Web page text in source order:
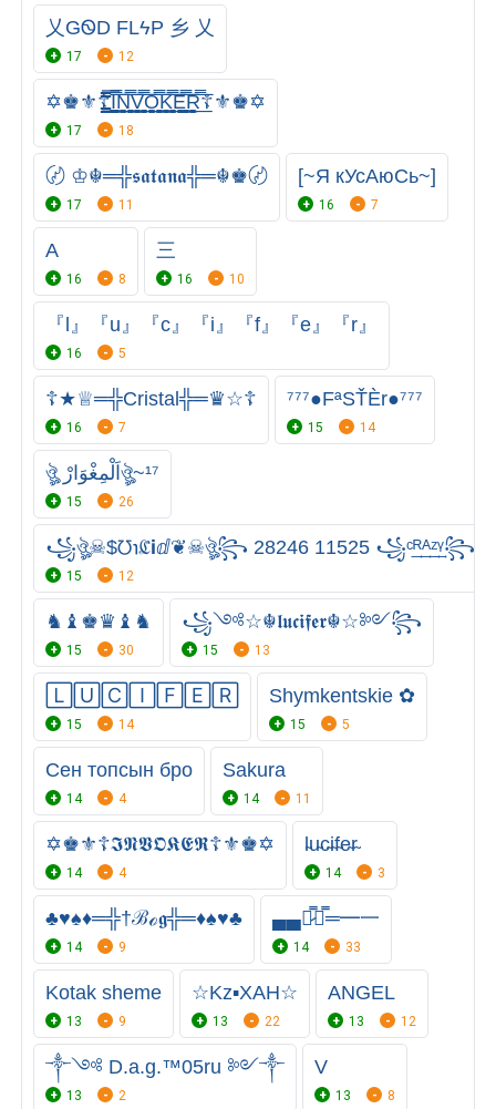
乂GᏫD FLϟP 乡 乂
17 12
✡♚︎⚜☦︎︎︎̳̿͟͞I̳̳̿̿͟͟͞͞N̳̳̿̿͟͟͞͞V̳̳̿̿͟͟͞͞O̳̳̿̿͟͟͞͞K̳̳̿̿͟͟͞͞E̳̳̿̿͟͟͞͞R̳̿͟͞☦⚜♚✡︎︎︎
17 18
〄 ♔☬═╬𝖘𝖆𝖙𝖆𝖓𝖆╬═☬♚〄
17 11
[~Я кУсАюСь~]
16 7
A
16 8
三
16 10
『l』『u』『c』『i』『f』『e』『r』
16 5
☦★♕═╬Cristal╬═♛☆☦
16 7
⁷⁷⁷●FªSŤÈr●⁷⁷⁷
15 14
ঔৣ اَلْمِغْوَارْঔৣ~¹⁷
15 26
꧁ঔৣ☠︎$℧℩ℭℹ︎ⅆ❦☠︎ঔৣ꧂ 28246 11525 ꧁ᶜ͢ᴿ͢ᴬ͢ᶻ͢ᵞ꧂
15 12
♞♝♚♛♝♞
15 30
꧁༺☆☬𝖑𝖚𝖈𝖎𝖋𝖊𝖗☬☆༻꧂
15 13
🄻🅄🄲🄸🄵🄴🅁
15 14
Shymkentskie ✿
15 5
Сен топсын бро
14 4
Sakura
14 11
✡♚︎⚜☦︎︎︎𝕴𝕹𝖁𝕺𝕶𝕰𝕽☦⚜♚✡︎︎︎
14 4
l̴u̴c̴i̴f̴e̴r̴
14 3
♣♥♠♦═╬†ℬℴ𝖌╬═♦♠♥♣
14 9
▄▄︻̷̿┻̿═━一
14 33
Kotak sheme
13 9
☆Kz▪︎ХАН☆
13 22
ANGEL
13 12
༒༺ D.a.g.™05ru ༻༒
13 2
V
13 8